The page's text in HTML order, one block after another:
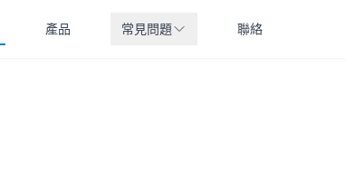
產品 常見問題 聯絡